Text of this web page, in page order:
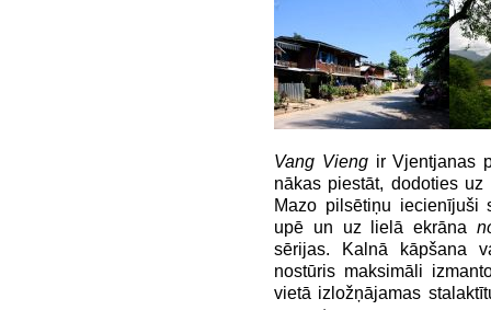
Vang Viengir Vjentjanas
nākas piestāt, dodoties
Mazo pilsētiņu iecienījuši
upē un uz lielā ekrāna
sērijas. Kalnā kāpšana
nostūris maksimāli
vietā izložņājamas